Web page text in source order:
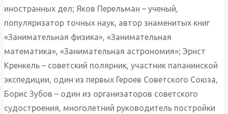
иностранных дел; Яков Перельман – ученый,
популяризатор точных наук, автор знаменитых книг
«Занимательная физика», «Занимательная
математика», «Занимательная астрономия»; Эрнст
Кренкель – советский полярник, участник папанинской
экспедиции, один из первых Героев Советского Союза,
Борис Зубов – один из организаторов советского
судостроения, многолетний руководитель постройки